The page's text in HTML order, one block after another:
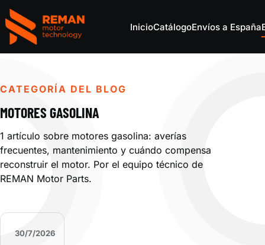
REMAN Motor Parts
InicioCatálogoEnvíos a España
CATEGORÍA DEL BLOG
MOTORES GASOLINA
1 artículo sobre motores gasolina: averías
frecuentes, mantenimiento y cuándo compensa
reconstruir el motor. Por el equipo técnico de
REMAN Motor Parts.
30/7/2026